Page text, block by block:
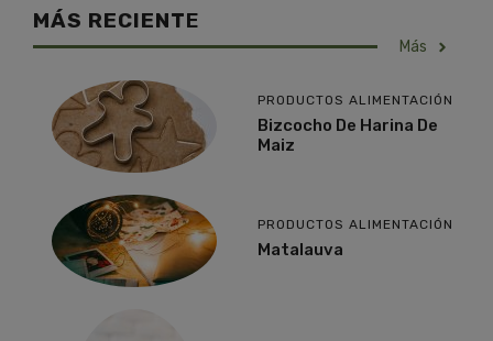
MÁS RECIENTE
Más
PRODUCTOS ALIMENTACIÓN
Bizcocho De Harina De
Maiz
PRODUCTOS ALIMENTACIÓN
Matalauva